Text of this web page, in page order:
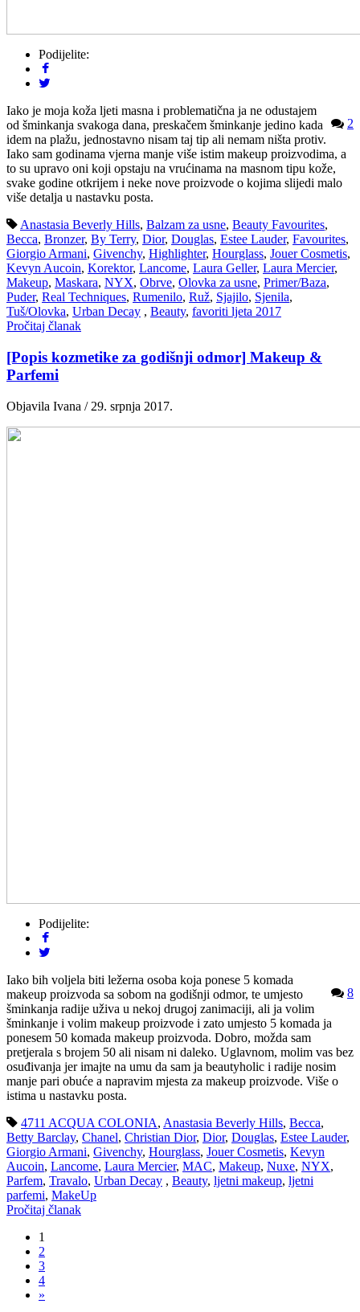
Podijelite:
2
Iako je moja koža ljeti masna i problematična ja ne odustajem
od šminkanja svakoga dana, preskačem šminkanje jedino kada
idem na plažu, jednostavno nisam taj tip ali nemam ništa protiv.
Iako sam godinama vjerna manje više istim makeup proizvodima, a
to su upravo oni koji opstaju na vrućinama na masnom tipu kože,
svake godine otkrijem i neke nove proizvode o kojima slijedi malo
više detalja u nastavku posta.
Anastasia Beverly Hills, Balzam za usne, Beauty Favourites,
Becca, Bronzer, By Terry, Dior, Douglas, Estee Lauder, Favourites,
Giorgio Armani, Givenchy, Highlighter, Hourglass, Jouer Cosmetis,
Kevyn Aucoin, Korektor, Lancome, Laura Geller, Laura Mercier,
Makeup, Maskara, NYX, Obrve, Olovka za usne, Primer/Baza,
Puder, Real Techniques, Rumenilo, Ruž, Sjajilo, Sjenila,
Tuš/Olovka, Urban Decay , Beauty, favoriti ljeta 2017
Pročitaj članak
[Popis kozmetike za godišnji odmor] Makeup &
Parfemi
Objavila Ivana / 29. srpnja 2017.
Podijelite:
8
Iako bih voljela biti ležerna osoba koja ponese 5 komada
makeup proizvoda sa sobom na godišnji odmor, te umjesto
šminkanja radije uživa u nekoj drugoj zanimaciji, ali ja volim
šminkanje i volim makeup proizvode i zato umjesto 5 komada ja
ponesem 50 komada makeup proizvoda. Dobro, možda sam
pretjerala s brojem 50 ali nisam ni daleko. Uglavnom, molim vas bez
osuđivanja jer imajte na umu da sam ja beautyholic i radije nosim
manje pari obuće a napravim mjesta za makeup proizvode. Više o
istima u nastavku posta.
4711 ACQUA COLONIA, Anastasia Beverly Hills, Becca,
Betty Barclay, Chanel, Christian Dior, Dior, Douglas, Estee Lauder,
Giorgio Armani, Givenchy, Hourglass, Jouer Cosmetis, Kevyn
Aucoin, Lancome, Laura Mercier, MAC, Makeup, Nuxe, NYX,
Parfem, Travalo, Urban Decay , Beauty, ljetni makeup, ljetni
parfemi, MakeUp
Pročitaj članak
1
2
3
4
»